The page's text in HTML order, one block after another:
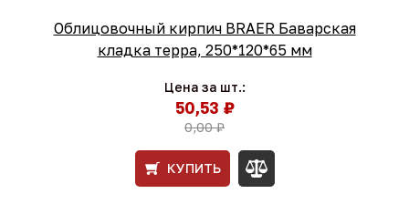
Облицовочный кирпич BRAER Баварская
кладка терра, 250*120*65 мм
Цена за шт.:
50,53 ₽
0,00 ₽
КУПИТЬ